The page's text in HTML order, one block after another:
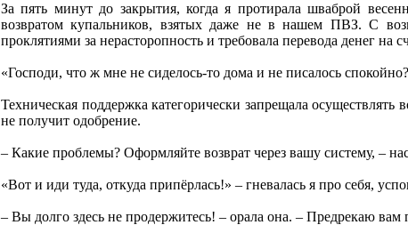
За пять минут до закрытия, когда я протирала шваброй
возвратом купальников, взятых даже не в нашем ПВЗ. С
проклятиями за нерасторопность и требовала перевода денег на
«Господи, что ж мне не сиделось-то дома и не писалось
Техническая поддержка категорически запрещала
не получит одобрение.
– Какие проблемы? Оформляйте возврат через вашу систему, –
«Вот и иди туда, откуда припёрлась!» – гневалась я про себя,
– Вы долго здесь не продержитесь! – орала она. – Предрекаю